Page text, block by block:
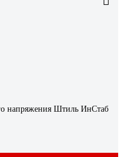
напряжения Штиль ИнСтаб